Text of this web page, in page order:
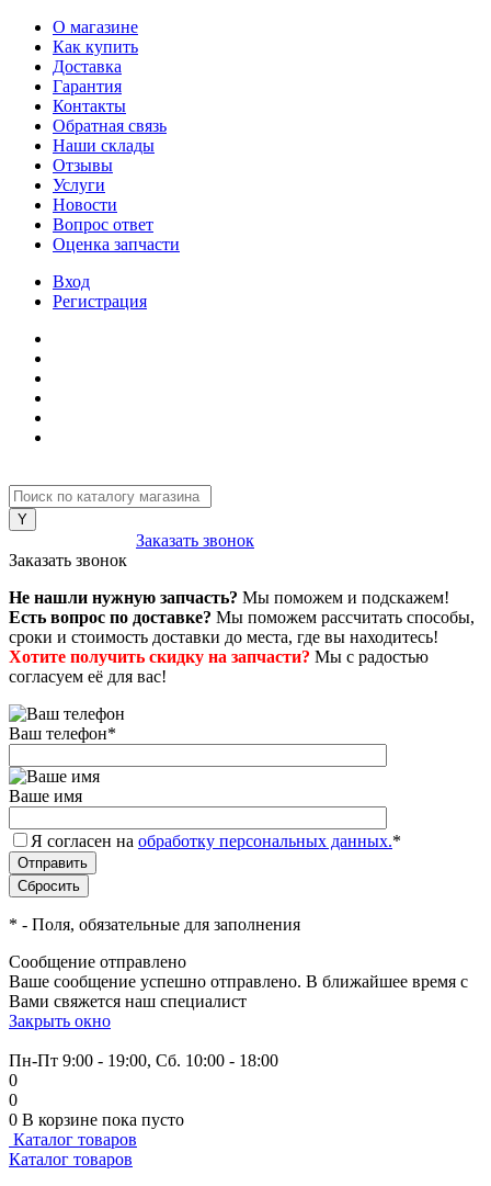
О магазине
Как купить
Доставка
Гарантия
Контакты
Обратная связь
Наши склады
Отзывы
Услуги
Новости
Вопрос ответ
Оценка запчасти
Вход
Регистрация
Заказать звонок
Заказать звонок
Не нашли нужную запчасть? Мы поможем и подскажем!
Есть вопрос по доставке? Мы поможем рассчитать способы,
сроки и стоимость доставки до места, где вы находитесь!
Хотите получить скидку на запчасти? Мы с радостью
согласуем её для вас!
Ваш телефон*
Ваше имя
Я согласен на обработку персональных данных.*
* - Поля, обязательные для заполнения
Сообщение отправлено
Ваше сообщение успешно отправлено. В ближайшее время с
Вами свяжется наш специалист
Закрыть окно
Пн-Пт 9:00 - 19:00, Сб. 10:00 - 18:00
0
0
0 В корзине пока пусто
Каталог товаров
Каталог товаров